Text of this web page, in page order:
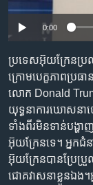
សម្ព័ន្ធ​
រំលង​
និង​
ចូល​
ទៅ​
កាន់​
ទំព័រ​
ស្វែង​
រក
Khmer English
ភាសា
0:00
ប្រទេស​អ៊ុយក្រែន​ប្រ
ក្រោម​បេក្ខភាពប្រធ
លោក Donald
យុទ្ធនាការ​ឃោសនា
ទាំង​ពីរ​មិនទាន់​បង្ហា
អ៊ុយក្រែន​ទេ។ អ្នកជំ
អ៊ុយក្រែនបានប្រែប្
ជោគវាសនា​ខ្លូនឯង។